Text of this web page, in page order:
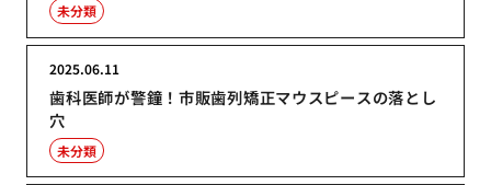
未分類
歯科医師が警鐘！市販歯列矯正マウスピースの落とし
穴
2025.06.11
未分類